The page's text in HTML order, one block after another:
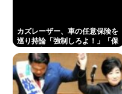
ぼく、坊主頭に飽き
ヘッドにしてしまう
渡邊渚さん「私が
だPTSDという言葉
ジャンポケ斎藤の求
カズレーザー、車の任意保険を
巡り持論「強制しろよ！」「保
なよ」